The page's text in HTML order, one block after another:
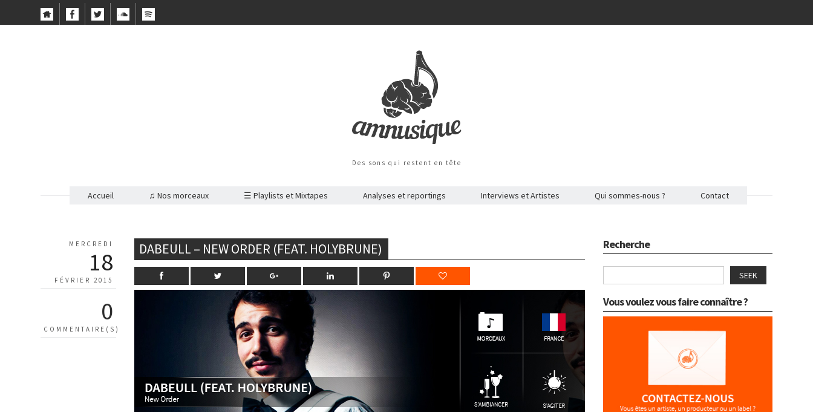
Des sons qui restent en tête
Accueil ♫ Nos morceaux ☰ Playlists et Mixtapes Analyses et reportings Interviews et Artistes Qui sommes-nous ? Contact
MERCREDI
18
FÉVRIER 2015
0
COMMENTAIRE(S)
DABEULL – NEW ORDER (FEAT. HOLYBRUNE) Recherche
SEEK
Vous voulez vous faire connaître ?